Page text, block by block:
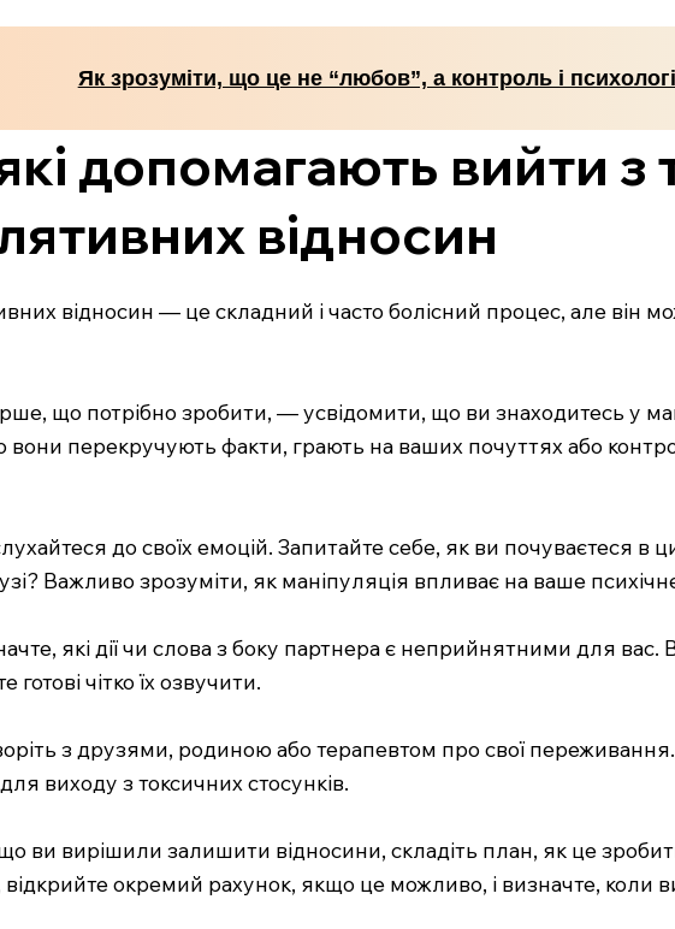
Як зрозуміти, що це не “любов”, а контроль і
допомагають вийти
відносин
відносин — це складний і часто болісний процес, але він
що потрібно зробити, — усвідомити, що ви знаходитесь у
вони перекручують факти, грають на ваших почуттях або
до своїх емоцій. Запитайте себе, як ви почуваєтеся в
Важливо зрозуміти, як маніпуляція впливає на ваше
які дії чи слова з боку партнера є неприйнятними для
готові чітко їх озвучити.
з друзями, родиною або терапевтом про свої
виходу з токсичних стосунків.
ви вирішили залишити відносини, складіть план, як це
окремий рахунок, якщо це можливо, і визначте, коли